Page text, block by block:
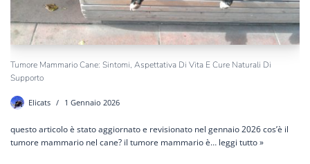
Tumore Mammario Cane: Sintomi, Aspettativa Di Vita E Cure Naturali Di
Supporto
Elicats 1 Gennaio 2026
questo articolo è stato aggiornato e revisionato nel gennaio 2026 cos’è il
tumore mammario nel cane? il tumore mammario è… leggi tutto »